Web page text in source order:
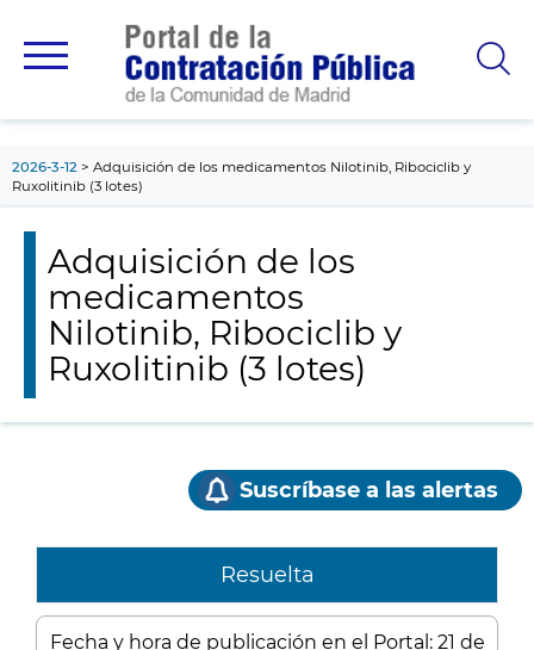
principal
2026-3-12
Adquisición de los medicamentos Nilotinib, Ribociclib y
Ruxolitinib (3 lotes)
Adquisición de los
medicamentos
Nilotinib, Ribociclib y
Ruxolitinib (3 lotes)
Suscríbase a las alertas
Resuelta
Fecha y hora de publicación en el Portal: 21 de